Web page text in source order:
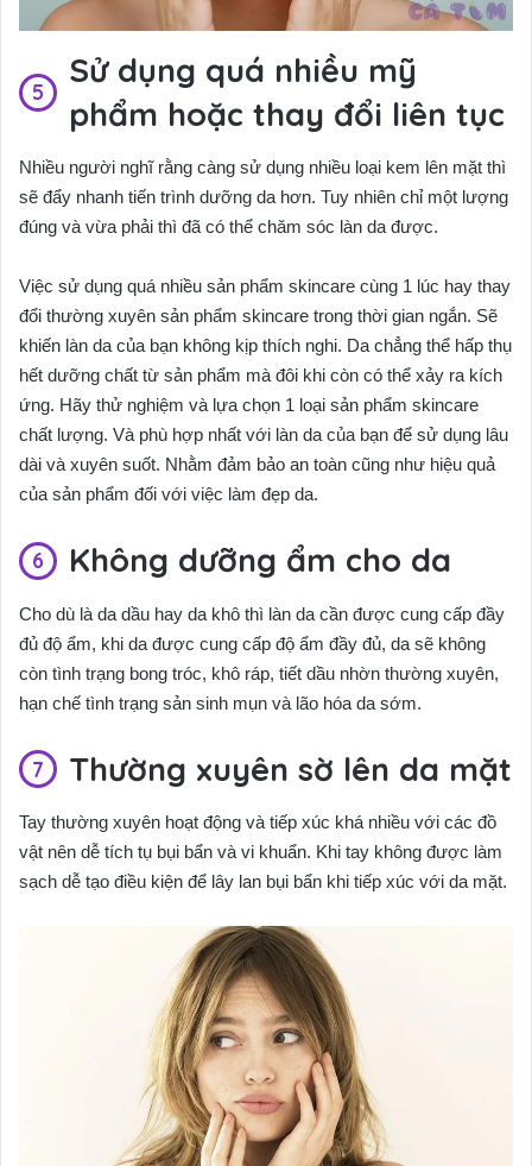
Sử dụng quá nhiều mỹ
phẩm hoặc thay đổi liên tục
Nhiều người nghĩ rằng càng sử dụng nhiều loại kem lên mặt thì
sẽ đẩy nhanh tiến trình dưỡng da hơn. Tuy nhiên chỉ một lượng
đúng và vừa phải thì đã có thể chăm sóc làn da được.
Việc sử dụng quá nhiều sản phẩm skincare cùng 1 lúc hay thay
đổi thường xuyên sản phẩm skincare trong thời gian ngắn. Sẽ
khiến làn da của bạn không kịp thích nghi. Da chẳng thể hấp thụ
hết dưỡng chất từ sản phẩm mà đôi khi còn có thể xảy ra kích
ứng. Hãy thử nghiệm và lựa chọn 1 loại sản phẩm skincare
chất lượng. Và phù hợp nhất với làn da của bạn để sử dụng lâu
dài và xuyên suốt. Nhằm đảm bảo an toàn cũng như hiệu quả
của sản phẩm đối với việc làm đẹp da.
Không dưỡng ẩm cho da
Cho dù là da dầu hay da khô thì làn da cần được cung cấp đầy
đủ độ ẩm, khi da được cung cấp độ ẩm đầy đủ, da sẽ không
còn tình trạng bong tróc, khô ráp, tiết dầu nhờn thường xuyên,
hạn chế tình trạng sản sinh mụn và lão hóa da sớm.
Thường xuyên sờ lên da mặt
Tay thường xuyên hoạt động và tiếp xúc khá nhiều với các đồ
vật nên dễ tích tụ bụi bẩn và vi khuẩn. Khi tay không được làm
sạch dễ tạo điều kiện để lây lan bụi bẩn khi tiếp xúc với da mặt.